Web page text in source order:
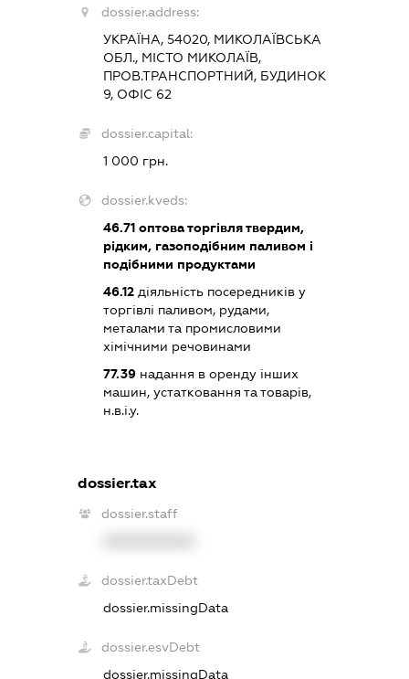
dossier.address:
УКРАЇНА, 54020, МИКОЛАЇВСЬКА
ОБЛ., МІСТО МИКОЛАЇВ,
ПРОВ.ТРАНСПОРТНИЙ, БУДИНОК
9, ОФІС 62
dossier.capital:
1 000 грн.
dossier.kveds:
46.71 оптова торгівля твердим,
рідким, газоподібним паливом і
подібними продуктами
46.12 діяльність посередників у
торгівлі паливом, рудами,
металами та промисловими
хімічними речовинами
77.39 надання в оренду інших
машин, устатковання та товарів,
н.в.і.у.
dossier.tax
dossier.staff
dossier.taxDebt
dossier.missingData
dossier.esvDebt
dossier.missingData